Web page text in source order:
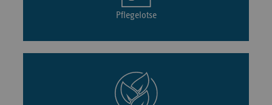
Pflegelotse